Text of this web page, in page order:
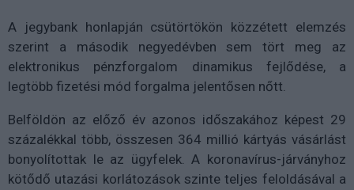
A jegybank honlapján csütörtökön közzétett elemzés
szerint a második negyedévben sem tört meg az
elektronikus pénzforgalom dinamikus fejlődése, a
legtöbb fizetési mód forgalma jelentősen nőtt.
Belföldön az előző év azonos időszakához képest 29
százalékkal több, összesen 364 millió kártyás vásárlást
bonyolítottak le az ügyfelek. A koronavírus-járványhoz
kötődő utazási korlátozások szinte teljes feloldásával a